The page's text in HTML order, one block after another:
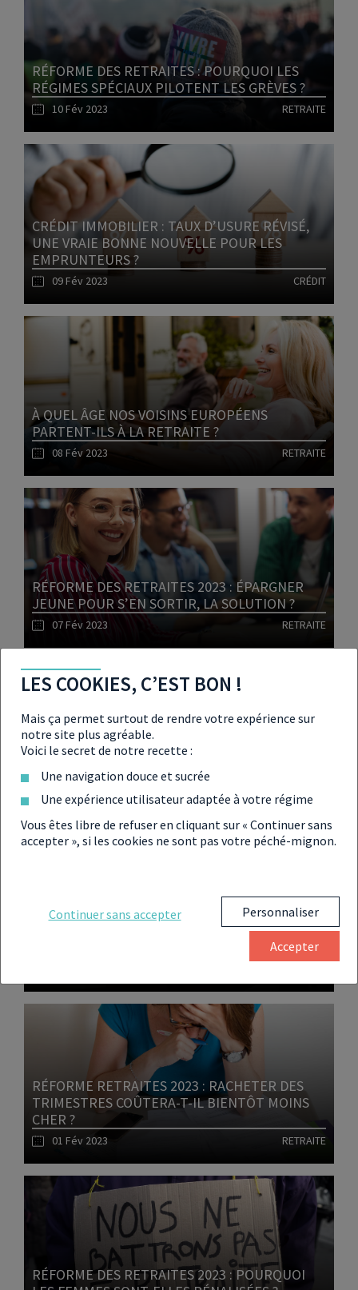
RÉFORME DES RETRAITES : POURQUOI LES
RÉGIMES SPÉCIAUX PILOTENT LES GRÈVES ?
10 Fév 2023 RETRAITE
CRÉDIT IMMOBILIER : TAUX D’USURE RÉVISÉ,
UNE VRAIE BONNE NOUVELLE POUR LES
EMPRUNTEURS ?
09 Fév 2023 CRÉDIT
Lire l'article
À QUEL ÂGE NOS VOISINS EUROPÉENS
PARTENT-ILS À LA RETRAITE ?
08 Fév 2023 RETRAITE
Lire l'article
RÉFORME DES RETRAITES 2023 : ÉPARGNER
JEUNE POUR S’EN SORTIR, LA SOLUTION ?
07 Fév 2023 RETRAITE
RÉFORME DES RETRAITES 2023 : LA FRANCE
DOIT-ELLE PRENDRE EXEMPLE SUR LA SUÈDE ?
03 Fév 2023 RETRAITE
Lire l'article
RÉFORME DES RETRAITES 2023 : QUEL SORT
POUR LA RETRAITE PROGRESSIVE ET LE
Lire l'article
RÉFORME RETRAITES 2023 : RACHETER DES
TRIMESTRES COÛTERA-T-IL BIENTÔT MOINS
CHER ?
01 Fév 2023 RETRAITE
Lire l'article
RÉFORME DES RETRAITES 2023 : POURQUOI
LES COOKIES, C’EST BON !
Mais ça permet surtout de rendre votre expérience sur
notre site plus agréable.
Voici le secret de notre recette :
Une navigation douce et sucrée
Une expérience utilisateur adaptée à votre régime
Vous êtes libre de refuser en cliquant sur « Continuer sans
accepter », si les cookies ne sont pas votre péché-mignon.
Continuer sans accepter Personnaliser
Accepter